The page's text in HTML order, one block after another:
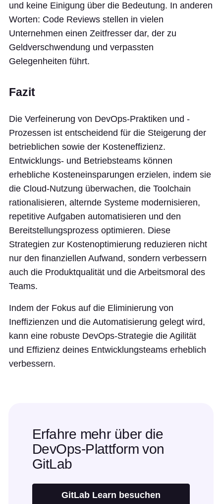
und keine Einigung über die Bedeutung. In anderen
Worten: Code Reviews stellen in vielen
Unternehmen einen Zeitfresser dar, der zu
Geldverschwendung und verpassten
Gelegenheiten führt.
Fazit
Die Verfeinerung von DevOps-Praktiken und -
Prozessen ist entscheidend für die Steigerung der
betrieblichen sowie der Kosteneffizienz.
Entwicklungs- und Betriebsteams können
erhebliche Kosteneinsparungen erzielen, indem sie
die Cloud-Nutzung überwachen, die Toolchain
rationalisieren, alternde Systeme modernisieren,
repetitive Aufgaben automatisieren und den
Bereitstellungsprozess optimieren. Diese
Strategien zur Kostenoptimierung reduzieren nicht
nur den finanziellen Aufwand, sondern verbessern
auch die Produktqualität und die Arbeitsmoral des
Teams.
Indem der Fokus auf die Eliminierung von
Ineffizienzen und die Automatisierung gelegt wird,
kann eine robuste DevOps-Strategie die Agilität
und Effizienz deines Entwicklungsteams erheblich
verbessern.
Erfahre mehr über die
DevOps-Plattform von
GitLab
GitLab Learn besuchen